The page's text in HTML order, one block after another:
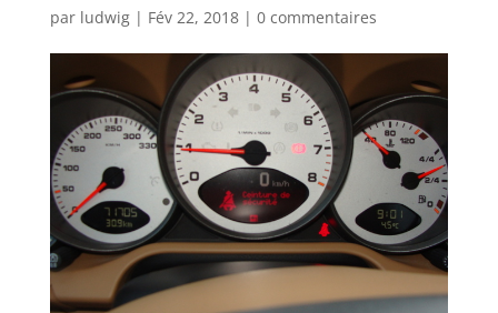
par ludwig| Fév 22, 2018| 0 commentaires